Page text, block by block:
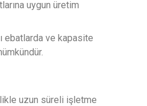
uygun üretim
ebatlarda ve kapasite
uzun süreli işletme